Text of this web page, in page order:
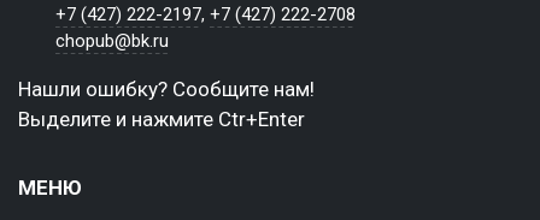
+7 (427) 222-2197,+7 (427) 222-2708
chopub@bk.ru
Нашли ошибку? Сообщите нам!
Выделите и нажмите Ctr+Enter
МЕНЮ